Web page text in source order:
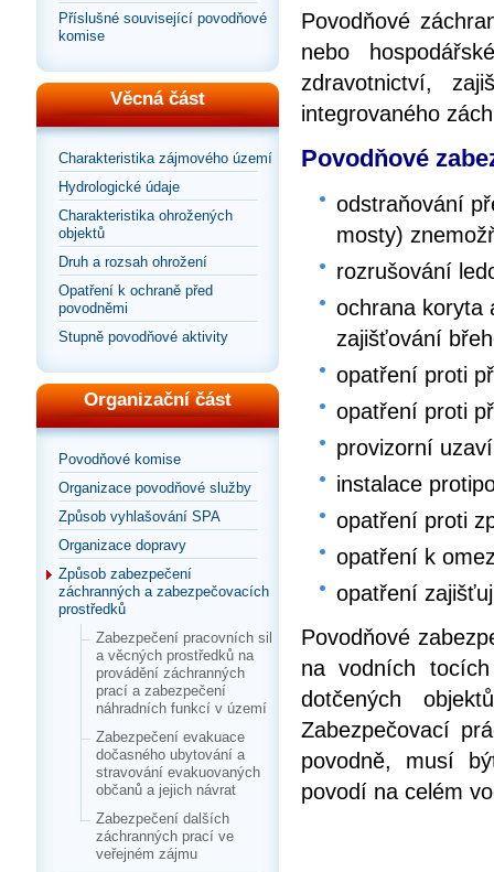
Příslušné související povodňové
komise
Věcná část
Charakteristika zájmového území
Hydrologické údaje
Charakteristika ohrožených
objektů
Druh a rozsah ohrožení
Opatření k ochraně před
povodněmi
Stupně povodňové aktivity
Organizační část
Povodňové komise
Organizace povodňové služby
Způsob vyhlašování SPA
Organizace dopravy
Způsob zabezpečení
záchranných a zabezpečovacích
prostředků
Zabezpečení pracovních sil
a věcných prostředků na
provádění záchranných
prací a zabezpečení
náhradních funkcí v území
Zabezpečení evakuace
dočasného ubytování a
stravování evakuovaných
občanů a jejich návrat
Zabezpečení dalších
záchranných prací ve
veřejném zájmu
Povodňové
nebo
zdravotnictví,
integrovaného
Povodňové
odstraňování
mosty)
rozrušování
ochrana koryta
zajišťování
opatření proti
opatření proti
provizorní
instalace
opatření proti
opatření k
opatření
Povodňové
na vodních
dotčených
Zabezpečovací
povodně, musí
povodí na celém